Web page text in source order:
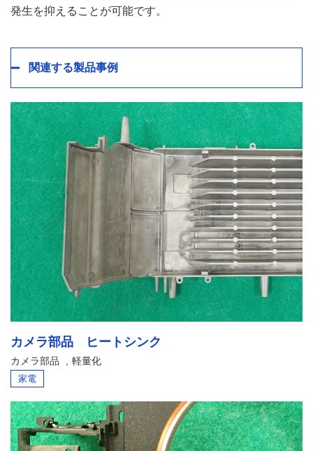
発生を抑えることが可能です。
関連する製品事例
カメラ部品 ヒートシンク
カメラ部品 軽量化
家電